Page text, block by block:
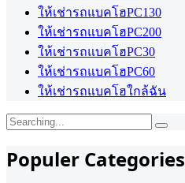
ให้เช่ารถแบคโฮPC130
ให้เช่ารถแบคโฮPC200
ให้เช่ารถแบคโฮPC30
ให้เช่ารถแบคโฮPC60
ให้เช่ารถแบคโฮใกล้ฉัน
Search
Populer Categories